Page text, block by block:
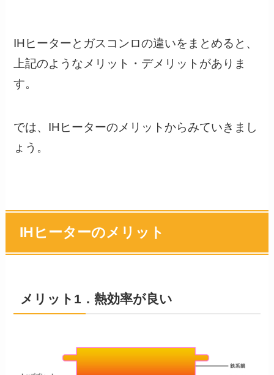
IHヒーターとガスコンロの違いをまとめると、
上記のようなメリット・デメリットがありま
す。
では、IHヒーターのメリットからみていきまし
ょう。
IHヒーターのメリット
メリット1．熱効率が良い